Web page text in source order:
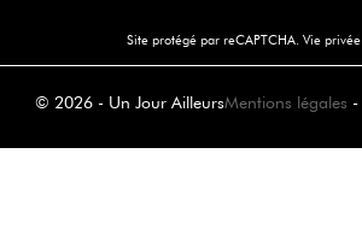
Site protégé par reCAPTCHA. Vie privée
© 2026 - Un Jour AilleursMentions légales -